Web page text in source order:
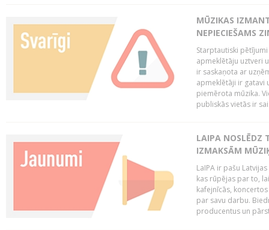
MŪZIKAS
NEPIECIEŠAMS
Starptautiski
apmeklētāju uztveri
ir saskaņota ar
apmeklētāji ir gatavi
piemērota mūzika.
publiskās vietās ir
LAIPA NOSLĒDZ
IZMAKSĀM
LaIPA ir pašu
kas rūpējas par to,
kafejnīcās,
par savu darbu.
producentus un